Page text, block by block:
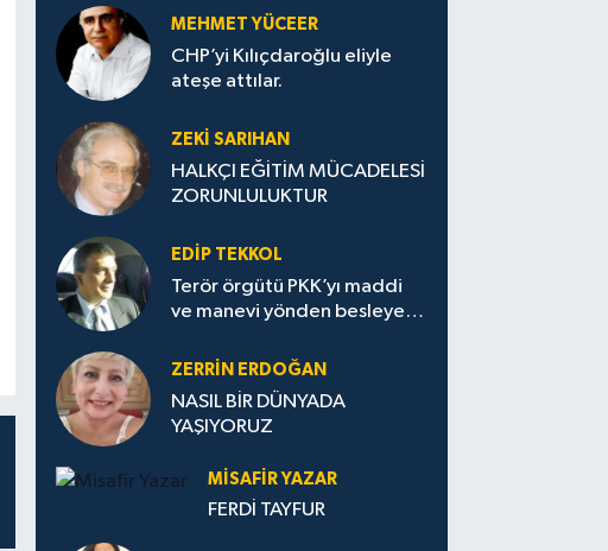
MEHMET YÜCEER
CHP’yi Kılıçdaroğlu eliyle
ateşe attılar.
ZEKI SARIHAN
HALKÇI EĞİTİM MÜCADELESİ
ZORUNLULUKTUR
EDIP TEKKOL
Terör örgütü PKK’yı maddi
ve manevi yönden besleyen
ZERRIN ERDOĞAN
NASIL BİR DÜNYADA
YAŞIYORUZ
MISAFIR YAZAR
FERDİ TAYFUR